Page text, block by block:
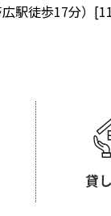
駅徒歩17分）
貸